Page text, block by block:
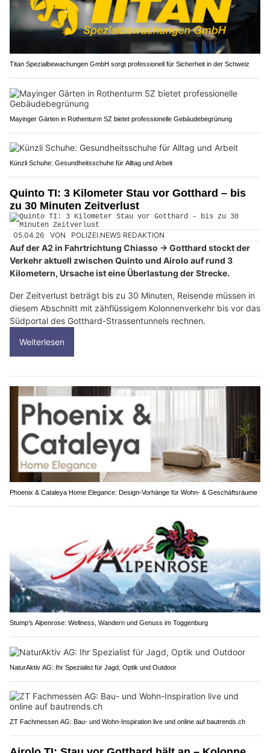
Titan Spezialbewachungen GmbH sorgt professionell für Sicherheit in der Schweiz
Mayinger Gärten in Rothenturm SZ bietet professionelle Gebäudebegrünung
Künzli Schuhe: Gesundheitsschuhe für Alltag und Arbeit
Quinto TI: 3 Kilometer Stau vor Gotthard – bis
zu 30 Minuten Zeitverlust
05.04.26 VON POLIZEI.NEWS REDAKTION
Auf der A2 in Fahrtrichtung Chiasso → Gotthard stockt der
Verkehr aktuell zwischen Quinto und Airolo auf rund 3
Kilometern, Ursache ist eine Überlastung der Strecke.
Der Zeitverlust beträgt bis zu 30 Minuten, Reisende müssen in
diesem Abschnitt mit zähflüssigem Kolonnenverkehr bis vor das
Südportal des Gotthard-Strassentunnels rechnen.
Weiterlesen
Phoenix & Cataleya Home Elegance: Design-Vorhänge für Wohn- & Geschäftsräume
Stump’s Alpenrose: Wellness, Wandern und Genuss im Toggenburg
NaturAktiv AG: Ihr Spezialist für Jagd, Optik und Outdoor
ZT Fachmessen AG: Bau- und Wohn-Inspiration live und online auf bautrends.ch